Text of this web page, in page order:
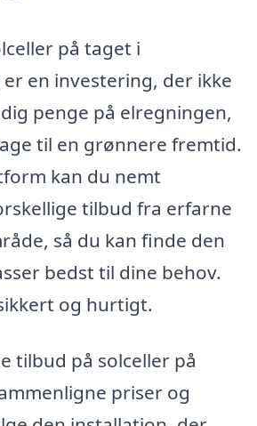
på taget i
en investering, der ikke
penge på elregningen,
til en grønnere fremtid.
kan du nemt
tilbud fra erfarne
så du kan finde den
bedst til dine behov.
og hurtigt.
tilbud på solceller på
priser og